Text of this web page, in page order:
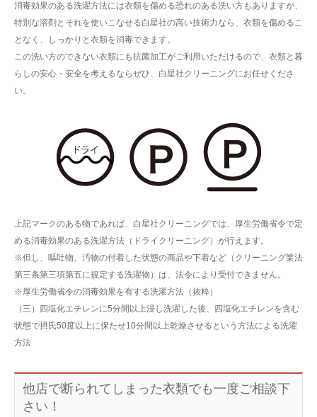
消毒効果のある洗濯方法には衣類を傷める恐れのある洗い方もありますが、
特別な溶剤とそれを使いこなせる白星社の高い技術力なら、衣類を傷めるこ
となく、しっかりと衣類を消毒できます。
この洗い方のできない衣類にも抗菌加工がご利用いただけるので、衣類と暮
らしの安心・安全を考えるならぜひ、白星社クリーニングにお任せくださ
い。
上記マークのある物であれば、白星社クリーニングでは、厚生労働省令で定
める消毒効果のある洗濯方法（ドライクリーニング）が行えます。
※但し、嘔吐物、汚物の付着した状態の商品や下着など（クリーニング業法
第三条第三項第五に規定する洗濯物）は、法令により受付できません。
※厚生労働省令の消毒効果を有する洗濯方法（抜粋）
（三）四塩化エチレンに5分間以上浸し洗濯した後、四塩化エチレンを含む
状態で摂氏50度以上に保たせ10分間以上乾燥させるという方法による洗濯
方法
他店で断られてしまった衣類でも一度ご相談下
さい！